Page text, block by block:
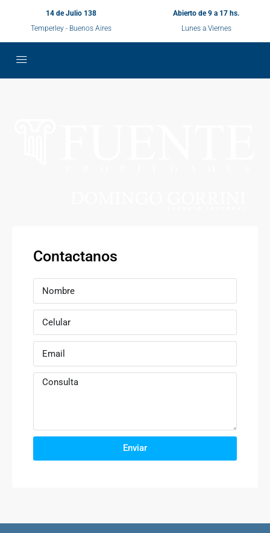
14 de Julio 138
Temperley - Buenos Aires
Abierto de 9 a 17 hs.
Lunes a Viernes
Contactanos
Enviar